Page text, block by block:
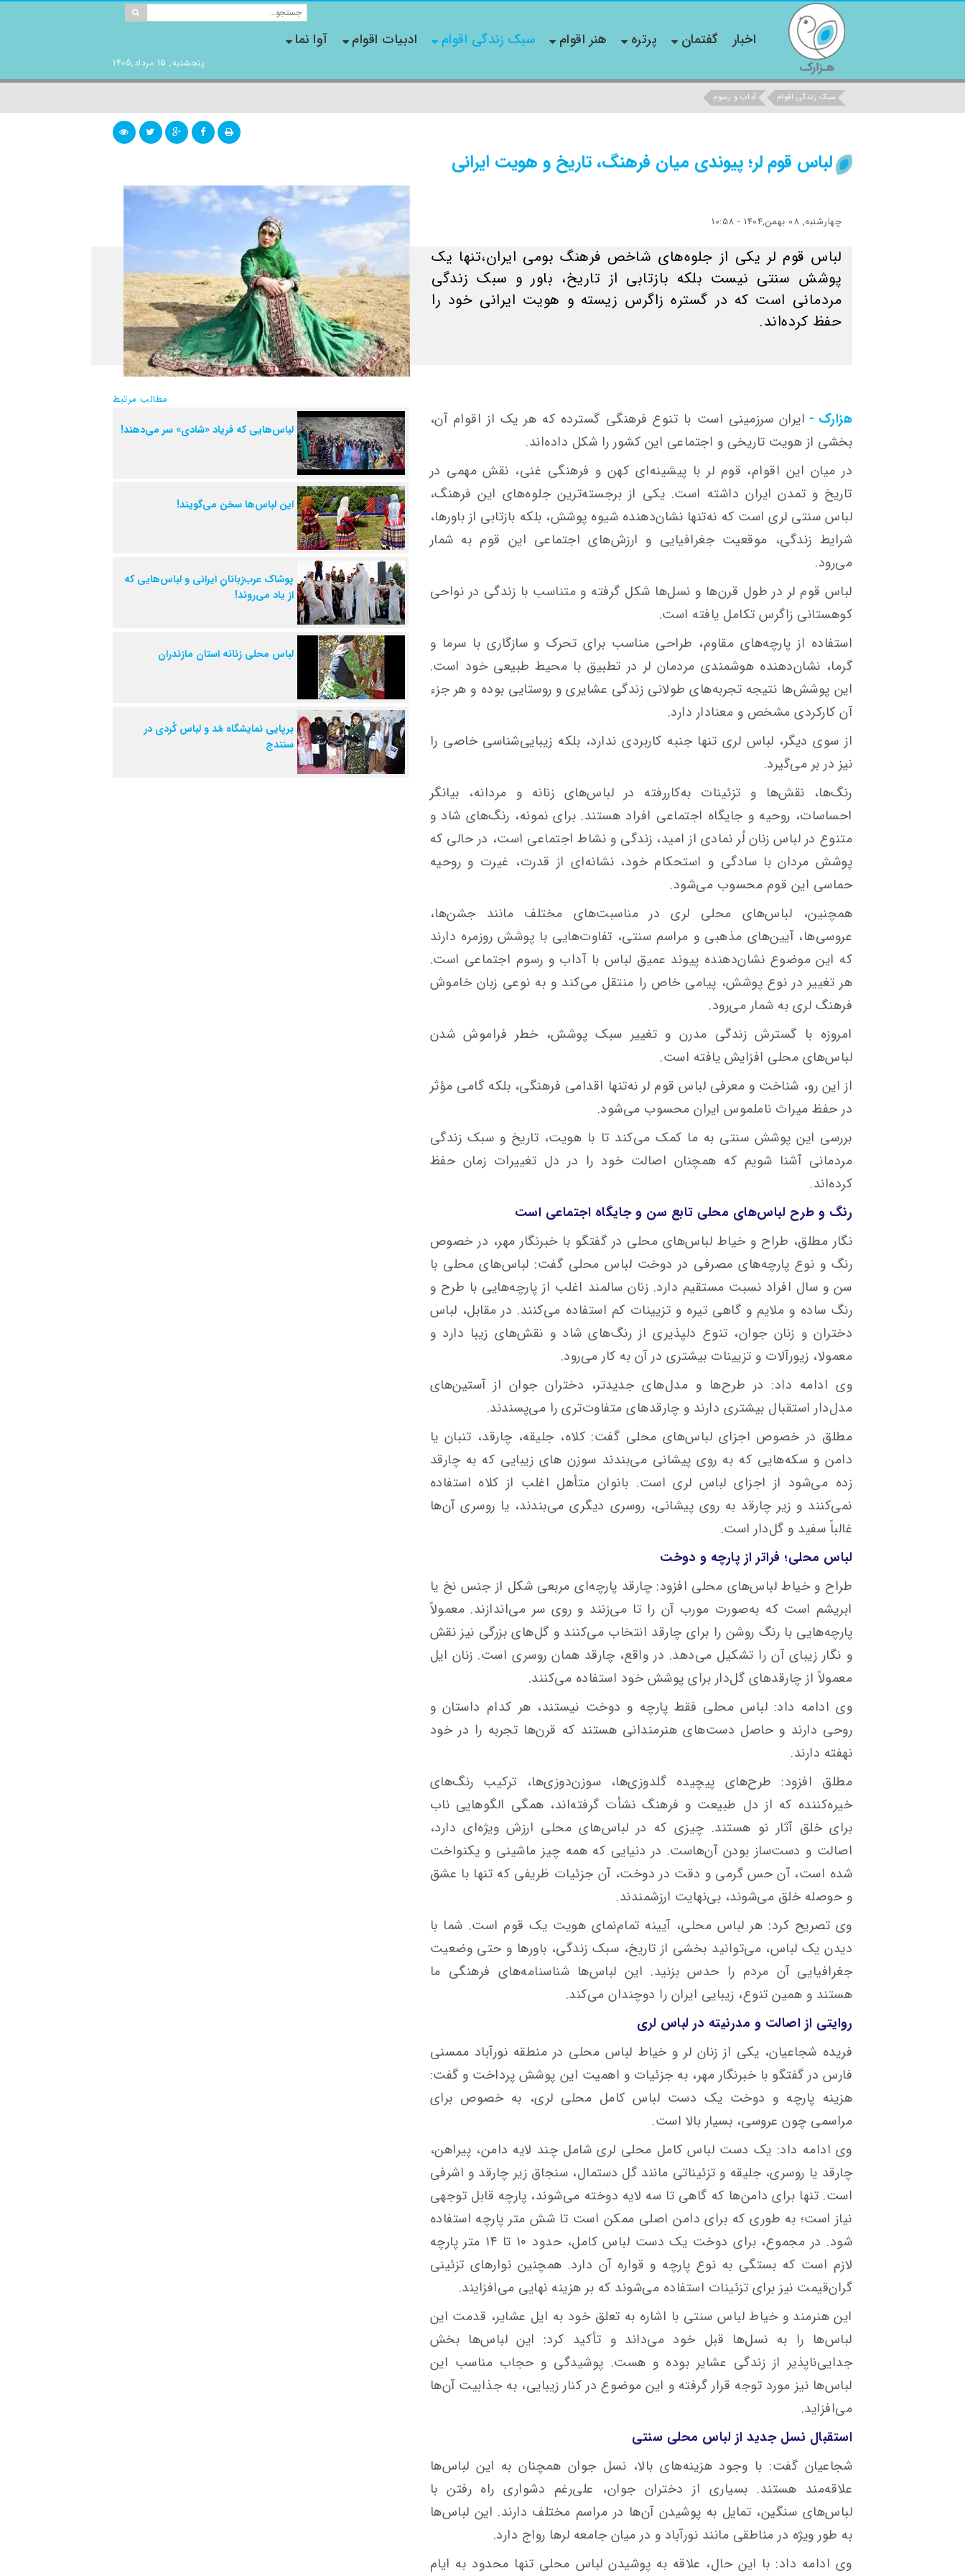
پنجشنبه, 15 مرداد,1405
اخبار گفتمان پرتره هنر اقوام سبک زندگی اقوام ادبیات اقوام آوا نما
سبک زندگی اقوام آداب و رسوم
لباس قوم لر؛ پیوندی میان فرهنگ، تاریخ و هویت ایرانی
چهارشنبه, 08 بهمن,1404 - 10:58
لباس قوم لر یکی از جلوه‌های شاخص فرهنگ بومی ایران،تنها یک
پوشش سنتی نیست بلکه بازتابی از تاریخ، باور و سبک زندگی
مردمانی است که در گستره زاگرس زیسته‌ و هویت ایرانی خود را
حفظ کرده‌اند.
هزارک - ایران سرزمینی است با تنوع فرهنگی گسترده که هر یک از اقوام آن،
بخشی از هویت تاریخی و اجتماعی این کشور را شکل داده‌اند.
در میان این اقوام، قوم لر با پیشینه‌ای کهن و فرهنگی غنی، نقش مهمی در
تاریخ و تمدن ایران داشته است. یکی از برجسته‌ترین جلوه‌های این فرهنگ،
لباس سنتی لری است که نه‌تنها نشان‌دهنده شیوه پوشش، بلکه بازتابی از باورها،
شرایط زندگی، موقعیت جغرافیایی و ارزش‌های اجتماعی این قوم به شمار
می‌رود.
لباس قوم لر در طول قرن‌ها و نسل‌ها شکل گرفته و متناسب با زندگی در نواحی
کوهستانی زاگرس تکامل یافته است.
استفاده از پارچه‌های مقاوم، طراحی مناسب برای تحرک و سازگاری با سرما و
گرما، نشان‌دهنده هوشمندی مردمان لر در تطبیق با محیط طبیعی خود است.
این پوشش‌ها نتیجه تجربه‌های طولانی زندگی عشایری و روستایی بوده و هر جزء
آن کارکردی مشخص و معنادار دارد.
از سوی دیگر، لباس لری تنها جنبه کاربردی ندارد، بلکه زیبایی‌شناسی خاصی را
نیز در بر می‌گیرد.
رنگ‌ها، نقش‌ها و تزئینات به‌کاررفته در لباس‌های زنانه و مردانه، بیانگر
احساسات، روحیه و جایگاه اجتماعی افراد هستند. برای نمونه، رنگ‌های شاد و
متنوع در لباس زنان لُر نمادی از امید، زندگی و نشاط اجتماعی است، در حالی که
پوشش مردان با سادگی و استحکام خود، نشانه‌ای از قدرت، غیرت و روحیه
حماسی این قوم محسوب می‌شود.
همچنین، لباس‌های محلی لری در مناسبت‌های مختلف مانند جشن‌ها،
عروسی‌ها، آیین‌های مذهبی و مراسم سنتی، تفاوت‌هایی با پوشش روزمره دارند
که این موضوع نشان‌دهنده پیوند عمیق لباس با آداب و رسوم اجتماعی است.
هر تغییر در نوع پوشش، پیامی خاص را منتقل می‌کند و به نوعی زبان خاموش
فرهنگ لری به شمار می‌رود.
امروزه با گسترش زندگی مدرن و تغییر سبک پوشش، خطر فراموش شدن
لباس‌های محلی افزایش یافته است.
از این رو، شناخت و معرفی لباس قوم لر نه‌تنها اقدامی فرهنگی، بلکه گامی مؤثر
در حفظ میراث ناملموس ایران محسوب می‌شود.
بررسی این پوشش سنتی به ما کمک می‌کند تا با هویت، تاریخ و سبک زندگی
مردمانی آشنا شویم که همچنان اصالت خود را در دل تغییرات زمان حفظ
کرده‌اند.
رنگ و طرح لباس‌های محلی تابع سن و جایگاه اجتماعی است
نگار مطلق، طراح و خیاط لباس‌های محلی در گفتگو با خبرنگار مهر، در خصوص
رنگ و نوع پارچه‌های مصرفی در دوخت لباس محلی گفت: لباس‌های محلی با
سن و سال افراد نسبت مستقیم دارد. زنان سالمند اغلب از پارچه‌هایی با طرح و
رنگ ساده و ملایم و گاهی تیره و تزیینات کم استفاده می‌کنند. در مقابل، لباس
دختران و زنان جوان، تنوع دلپذیری از رنگ‌های شاد و نقش‌های زیبا دارد و
معمولا، زیورآلات و تزیینات بیشتری در آن به کار می‌رود.
وی ادامه داد: در طرح‌ها و مدل‌های جدیدتر، دختران جوان از آستین‌های
مدل‌دار استقبال بیشتری دارند و چارقدهای متفاوت‌تری را می‌پسندند.
مطلق در خصوص اجزای لباس‌های محلی گفت: کلاه، جلیقه، چارقد، تنبان یا
دامن و سکه‌هایی که به روی پیشانی می‌بندند سوزن های زیبایی که به چارقد
زده می‌شود از اجزای لباس لری است. بانوان متأهل اغلب از کلاه استفاده
نمی‌کنند و زیر چارقد به روی پیشانی، روسری دیگری می‌بندند، یا روسری آن‌ها
غالباً سفید و گل‌دار است.
لباس محلی؛ فراتر از پارچه و دوخت
طراح و خیاط لباس‌های محلی افزود: چارقد پارچه‌ای مربعی شکل از جنس نخ یا
ابریشم است که به‌صورت مورب آن را تا می‌زنند و روی سر می‌اندازند. معمولاً
پارچه‌هایی با رنگ روشن را برای چارقد انتخاب می‌کنند و گل‌های بزرگی نیز نقش
و نگار زیبای آن را تشکیل می‌دهد. در واقع، چارقد همان روسری است. زنان ایل
معمولاً از چارقدهای گل‌دار برای پوشش خود استفاده می‌کنند.
وی ادامه داد: لباس محلی فقط پارچه و دوخت نیستند، هر کدام داستان و
روحی دارند و حاصل دست‌های هنرمندانی هستند که قرن‌ها تجربه را در خود
نهفته‌ دارند.
‌مطلق افزود: طرح‌های پیچیده‌ گلدوزی‌ها، سوزن‌دوزی‌ها، ترکیب رنگ‌های
خیره‌کننده که از دل طبیعت و فرهنگ نشأت گرفته‌اند، همگی الگوهایی ناب
برای خلق آثار نو هستند. چیزی که در لباس‌های محلی ارزش ویژه‌ای دارد،
اصالت و دست‌ساز بودن آن‌هاست. در دنیایی که همه چیز ماشینی و یکنواخت
شده است، آن حس گرمی و دقت در دوخت، آن جزئیات ظریفی که تنها با عشق
و حوصله خلق می‌شوند، بی‌نهایت ارزشمندند.
‌وی تصریح کرد: هر لباس محلی، آیینه تمام‌نمای هویت یک قوم است. شما با
دیدن یک لباس، می‌توانید بخشی از تاریخ، سبک زندگی، باورها و حتی وضعیت
جغرافیایی آن مردم را حدس بزنید. این لباس‌ها شناسنامه‌های فرهنگی ما
هستند و همین تنوع، زیبایی ایران را دوچندان می‌کند.
روایتی از اصالت و مدرنیته در لباس لری
فریده شجاعیان، یکی از زنان لر و خیاط لباس محلی در منطقه نورآباد ممسنی
فارس در گفتگو با خبرنگار مهر، به جزئیات و اهمیت این پوشش پرداخت و گفت:
هزینه پارچه و دوخت یک دست لباس کامل محلی لری، به خصوص برای
مراسمی چون عروسی، بسیار بالا است.
وی ادامه داد: یک دست لباس کامل محلی لری شامل چند لایه دامن، پیراهن،
چارقد یا روسری، جلیقه و تزئیناتی مانند گل دستمال، سنجاق زیر چارقد و اشرفی
است. تنها برای دامن‌ها که گاهی تا سه لایه دوخته می‌شوند، پارچه قابل توجهی
نیاز است؛ به طوری که برای دامن اصلی ممکن است تا شش متر پارچه استفاده
شود. در مجموع، برای دوخت یک دست لباس کامل، حدود ۱۰ تا ۱۴ متر پارچه
لازم است که بستگی به نوع پارچه و قواره آن دارد. همچنین نوارهای تزئینی
گران‌قیمت نیز برای تزئینات استفاده می‌شوند که بر هزینه نهایی می‌افزایند.
این هنرمند و خیاط لباس سنتی با اشاره به تعلق خود به ایل عشایر، قدمت این
لباس‌ها را به نسل‌ها قبل خود می‌داند و تأکید کرد: این لباس‌ها بخش
جدایی‌ناپذیر از زندگی عشایر بوده و هست. پوشیدگی و حجاب مناسب این
لباس‌ها نیز مورد توجه قرار گرفته و این موضوع در کنار زیبایی، به جذابیت آن‌ها
می‌افزاید.
استقبال نسل جدید از لباس محلی سنتی
شجاعیان گفت: با وجود هزینه‌های بالا، نسل جوان همچنان به این لباس‌ها
علاقه‌مند هستند. بسیاری از دختران جوان، علی‌رغم دشواری راه رفتن با
لباس‌های سنگین، تمایل به پوشیدن آن‌ها در مراسم‌ مختلف دارند. این لباس‌ها
به طور ویژه در مناطقی مانند نورآباد و در میان جامعه لرها رواج دارد.
وی ادامه داد: با این حال، علاقه به پوشیدن لباس محلی تنها محدود به ایام
مطالب مرتبط
لباس‌هایی که فریاد «شادی» سر می‌دهند!
این لباس‌ها سخن می‌گویند!
پوشاک عرب‌زبانانِ ایرانی و لباس‌هایی که
از یاد می‌روند!
لباس محلی زنانه استان مازندران
برپایی نمایشگاه مُد و لباس کُردی در
سنندج